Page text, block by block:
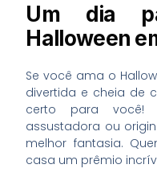
Um dia
Halloween
Se você ama o
divertida e cheia de
certo para você!
assustadora ou
melhor fantasia.
casa um prêmio